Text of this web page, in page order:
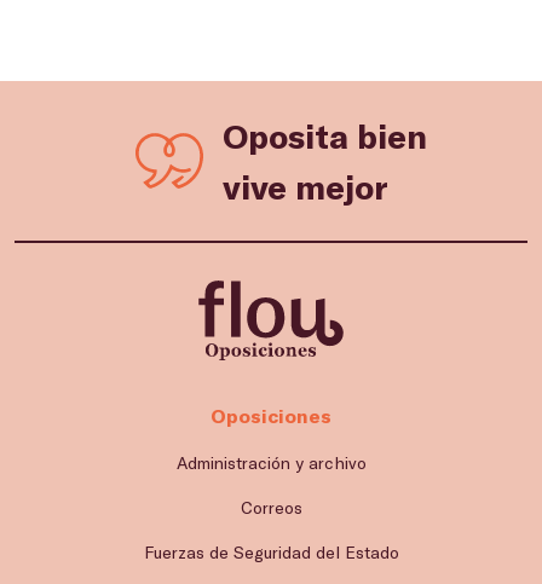
Oposita bien
vive mejor
Oposiciones
Administración y archivo
Correos
Fuerzas de Seguridad del Estado